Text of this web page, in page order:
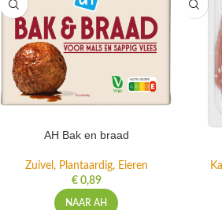
AH Bak en braad
Zuivel, Plantaardig, Eieren
€0,89
NAAR AH